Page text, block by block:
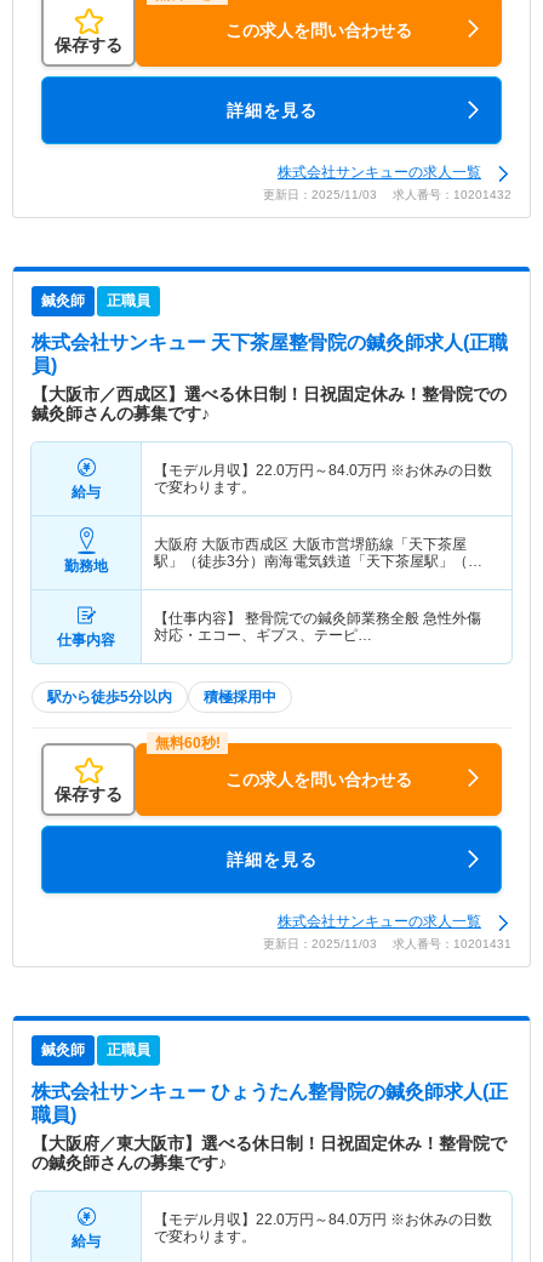
保存する
この求人を問い合わせる
詳細を見る
株式会社サンキューの求人一覧
更新日：2025/11/03 求人番号：10201432
鍼灸師 正職員
株式会社サンキュー 天下茶屋整骨院の鍼灸師求人(正職
員)
【大阪市／西成区】選べる休日制！日祝固定休み！整骨院での
鍼灸師さんの募集です♪
給与
【モデル月収】 22.0万円～84.0万円 ※お休みの日数
で変わります。
勤務地
大阪府 大阪市西成区 大阪市営堺筋線「天下茶屋
駅」（徒歩3分）南海電気鉄道「天下茶屋駅」（徒
仕事内容
【仕事内容】 整骨院での鍼灸師業務全般 急性外傷
対応・エコー、ギプス、テーピ…
駅から徒歩5分以内 積極採用中
保存する
この求人を問い合わせる
詳細を見る
株式会社サンキューの求人一覧
更新日：2025/11/03 求人番号：10201431
鍼灸師 正職員
株式会社サンキュー ひょうたん整骨院の鍼灸師求人(正
職員)
【大阪府／東大阪市】選べる休日制！日祝固定休み！整骨院で
の鍼灸師さんの募集です♪
給与
【モデル月収】 22.0万円～84.0万円 ※お休みの日数
で変わります。